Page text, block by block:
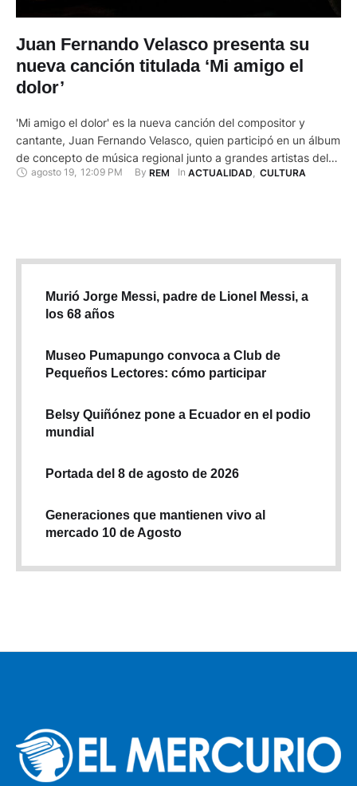
Juan Fernando Velasco presenta su
nueva canción titulada ‘Mi amigo el
dolor’
'Mi amigo el dolor' es la nueva canción del compositor y
cantante, Juan Fernando Velasco, quien participó en un álbum
de concepto de música regional junto a grandes artistas del
género de Colombia y México. Con el lanzamiento de 'Mi
agosto 19, 12:09 PM By REM In ACTUALIDAD CULTURA
Murió Jorge Messi, padre de Lionel Messi, a
los 68 años
Museo Pumapungo convoca a Club de
Pequeños Lectores: cómo participar
Belsy Quiñónez pone a Ecuador en el podio
mundial
Portada del 8 de agosto de 2026
Generaciones que mantienen vivo al
mercado 10 de Agosto